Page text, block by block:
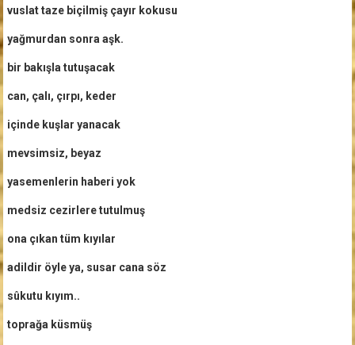
vuslat taze biçilmiş çayır kokusu
yağmurdan sonra aşk.
bir bakışla tutuşacak
can, çalı, çırpı, keder
içinde kuşlar yanacak
mevsimsiz, beyaz
yasemenlerin haberi yok
medsiz cezirlere tutulmuş
ona çıkan tüm kıyılar
adildir öyle ya, susar cana söz
sûkutu kıyım..
toprağa küsmüş